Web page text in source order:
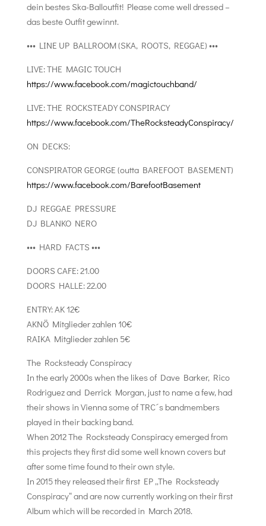
dein bestes Ska-Balloutfit! Please come well dressed –
das beste Outfit gewinnt.
••• LINE UP BALLROOM (SKA, ROOTS, REGGAE) •••
LIVE: THE MAGIC TOUCH
https://www.facebook.com/magictouchband/
LIVE: THE ROCKSTEADY CONSPIRACY
https://www.facebook.com/TheRocksteadyConspiracy/
ON DECKS:
CONSPIRATOR GEORGE (outta BAREFOOT BASEMENT)
https://www.facebook.com/BarefootBasement
DJ REGGAE PRESSURE
DJ BLANKO NERO
••• HARD FACTS •••
DOORS CAFE: 21.00
DOORS HALLE: 22.00
ENTRY: AK 12€
AKNÖ Mitglieder zahlen 10€
RAIKA Mitglieder zahlen 5€
The Rocksteady Conspiracy
In the early 2000s when the likes of Dave Barker, Rico
Rodriguez and Derrick Morgan, just to name a few, had
their shows in Vienna some of TRC´s bandmembers
played in their backing band.
When 2012 The Rocksteady Conspiracy emerged from
this projects they first did some well known covers but
after some time found to their own style.
In 2015 they released their first EP „The Rocksteady
Conspiracy“ and are now currently working on their first
Album which will be recorded in March 2018.